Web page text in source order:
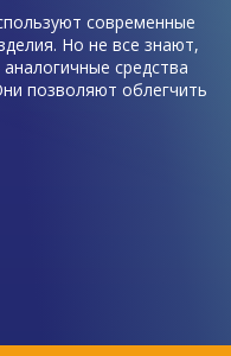
современные
Но не все знают,
средства
позволяют облегчить